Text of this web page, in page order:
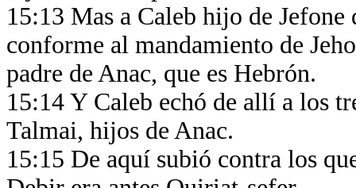
15:13 Mas a Caleb hijo de
conforme al mandamiento de
padre de Anac, que es Hebrón.
15:14 Y Caleb echó de allí a los
Talmai, hijos de Anac.
15:15 De aquí subió contra los